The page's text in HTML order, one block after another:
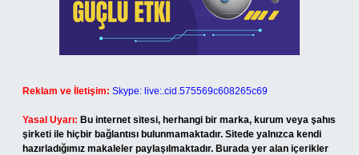
Reklam ve İletişim: Skype: live:.cid.575569c608265c69
Yasal Uyarı: Bu internet sitesi, herhangi bir marka, kurum veya şahıs
şirketi ile hiçbir bağlantısı bulunmamaktadır. Sitede yalnızca kendi
hazırladığımız makaleler paylaşılmaktadır. Burada yer alan içerikler